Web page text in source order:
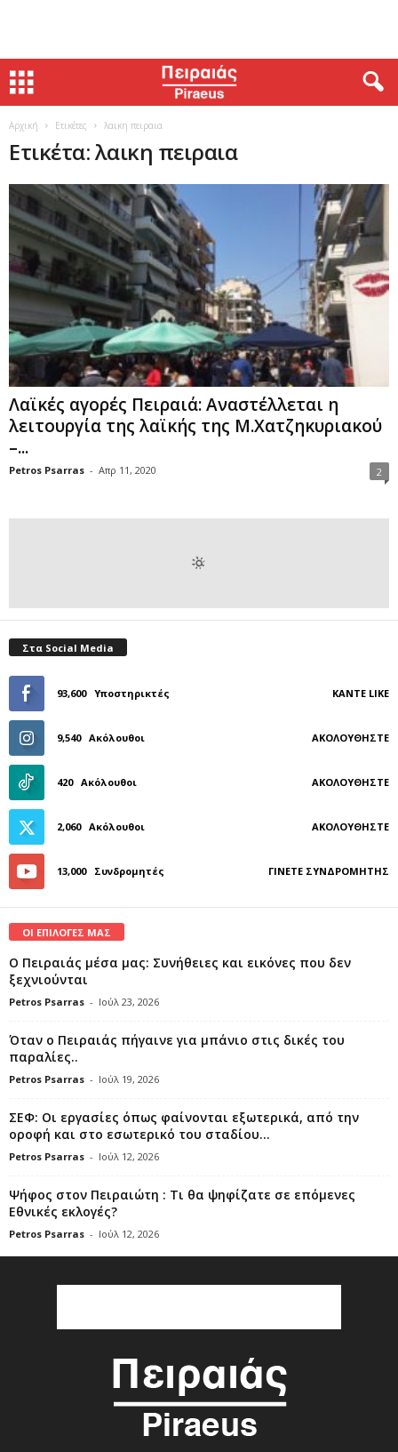
Αρχική Ετικέτες λαικη πειραια
Ετικέτα: λαικη πειραια
Λαϊκές αγορές Πειραιά: Αναστέλλεται η
λειτουργία της λαϊκής της Μ.Χατζηκυριακού
–...
Petros Psarras - Απρ 11, 2020 2
Στα Social Media
93,600 Υποστηρικτές ΚΆΝΤΕ LIKE
9,540 Ακόλουθοι ΑΚΟΛΟΥΘΉΣΤΕ
420 Ακόλουθοι ΑΚΟΛΟΥΘΉΣΤΕ
2,060 Ακόλουθοι ΑΚΟΛΟΥΘΉΣΤΕ
13,000 Συνδρομητές ΓΊΝΕΤΕ ΣΥΝΔΡΟΜΗΤΉΣ
ΟΙ ΕΠΙΛΟΓΕΣ ΜΑΣ
Ο Πειραιάς μέσα μας: Συνήθειες και εικόνες που δεν
ξεχνιούνται
Petros Psarras - Ιούλ 23, 2026
Όταν ο Πειραιάς πήγαινε για μπάνιο στις δικές του
παραλίες..
Petros Psarras - Ιούλ 19, 2026
ΣΕΦ: Οι εργασίες όπως φαίνονται εξωτερικά, από την
οροφή και στο εσωτερικό του σταδίου...
Petros Psarras - Ιούλ 12, 2026
Ψήφος στον Πειραιώτη : Τι θα ψηφίζατε σε επόμενες
Εθνικές εκλογές?
Petros Psarras - Ιούλ 12, 2026